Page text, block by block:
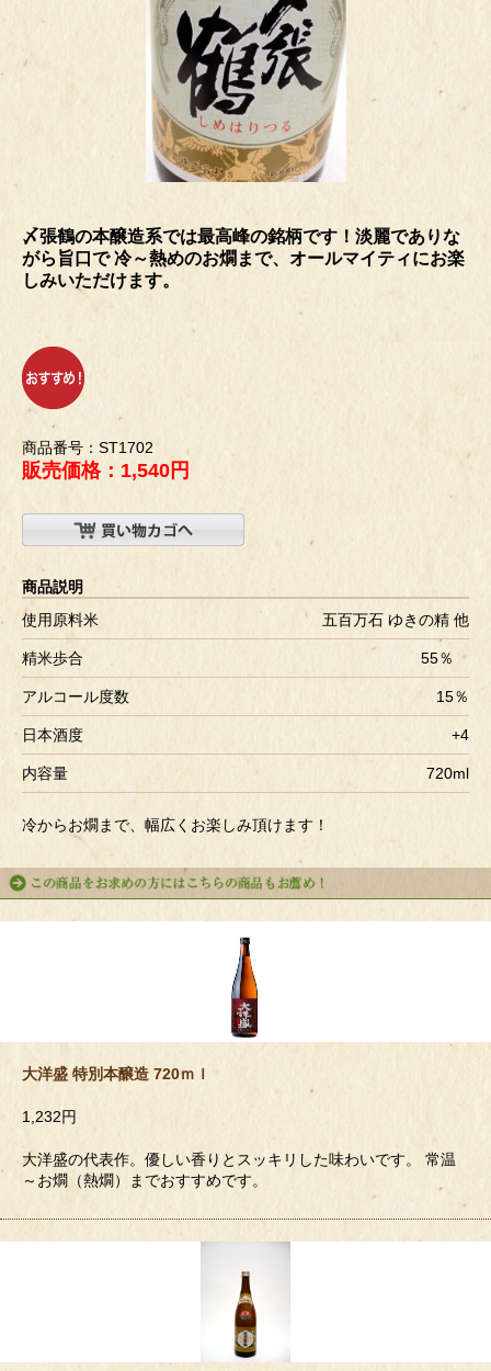
〆張鶴の本醸造系では最高峰の銘柄です！淡麗でありな
がら旨口で 冷～熱めのお燗まで、オールマイティにお楽
しみいただけます。
商品番号：ST1702
販売価格：1,540円
商品説明
使用原料米
五百万石 ゆきの精 他
精米歩合 55％
アルコール度数 15％
日本酒度 +4
内容量 720ml
冷からお燗まで、幅広くお楽しみ頂けます！
大洋盛 特別本醸造 720ｍｌ
1,232円
大洋盛の代表作。優しい香りとスッキリした味わいです。 常温
～お燗（熱燗）までおすすめです。